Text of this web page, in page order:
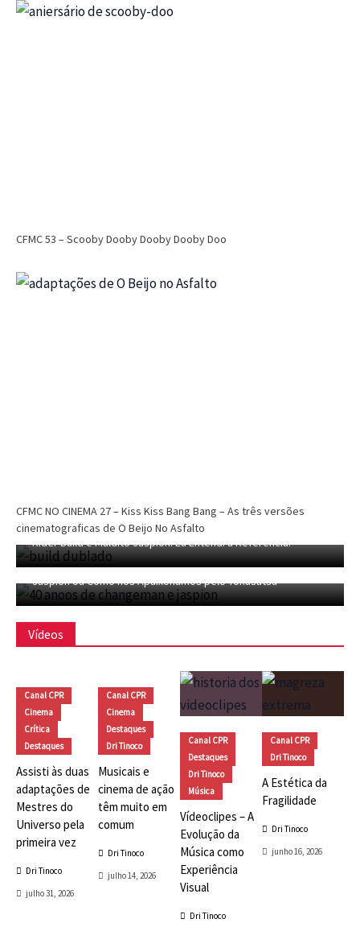
CFMC 53 – Scooby Dooby Dooby Dooby Doo
CFMC NO CINEMA 27 – Kiss Kiss Bang Bang – As três versões
cinematograficas de O Beijo No Asfalto
Dri Tinoco dezembro 6, 2025
CFMC SESSÃO TOKUSATSU 04 – Dublagem Privada de Kamen
Rider Build e Maldito Jaspion! Eu Entendi a Refêrencia!
CFMC SESSÃO TOKUSATSU 03 – 40 Anos de Changeman e
Jaspion ou Como nos Apaixonamos pelo Tokusatsu
Vídeos
Canal CPR
Cinema
Crítica
Destaques
Assisti às duas
adaptações de
Mestres do
Universo pela
primeira vez
Dri Tinoco
julho 31, 2026
Canal CPR
Cinema
Destaques
Dri Tinoco
Musicais e
cinema de ação
têm muito em
comum
Dri Tinoco
julho 14, 2026
Canal CPR
Destaques
Dri Tinoco
Música
Vídeoclipes – A
Evolução da
Música como
Experiência
Visual
Dri Tinoco
Canal CPR
Dri Tinoco
A Estética da
Fragilidade
Dri Tinoco
junho 16, 2026